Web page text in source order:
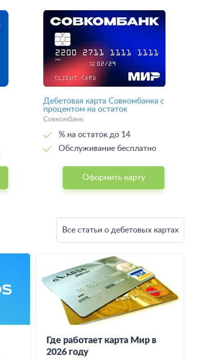
Дебетовая карта Совкомбанка с
процентом на остаток
Совкомбанк
% на остаток до 14
Обслуживание бесплатно
Оформить карту
Все статьи о дебетовых картах
Где работает карта Мир в
2026 году